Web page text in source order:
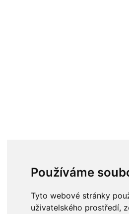
Používáme
Tyto webové stránky
uživatelského prostředí,